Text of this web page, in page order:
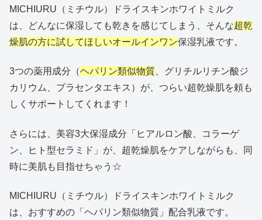
MICHIURU（ミチウル）ドライスキンホワイトミルク
は、どんなに保湿しても乾きを感じてしまう、そんな超乾
燥肌の方に試してほしいオールインワン保湿乳液です。
3つの薬用成分（ヘパリン類似物質 、グリチルリチン酸ジ
カリウム、プラセンタエキス）が、つらい超乾燥肌を頼も
しくサポートしてくれます！
さらには、美容3大保湿成分「ヒアルロン酸、コラーゲ
ン、ヒト型セラミド」が、超乾燥肌をケアしながらも、同
時に美肌も目指せちゃう☆
MICHIURU（ミチウル）ドライスキンホワイトミルク
は、おすすめの「ヘパリン類似物質」配合乳液です。